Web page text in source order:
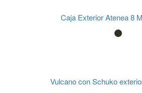
Caja Exterior Atenea 8
Vulcano con Schuko